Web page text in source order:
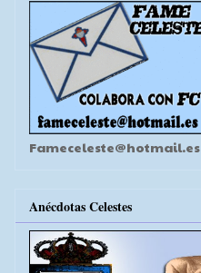
Fameceleste@hotmail.es
Anécdotas Celestes